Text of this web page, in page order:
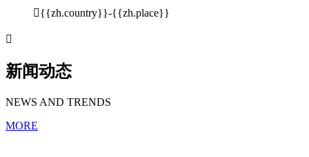
{{zh.country}}-{{zh.place}}

新闻动态
NEWS AND TRENDS
MORE